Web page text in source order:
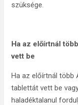
szüksége.
Ha az előírtnál
vett be
Ha az előírtnál több
tablettát vett be
haladéktalanul